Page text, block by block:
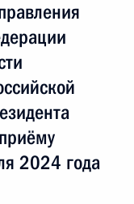
2024 года